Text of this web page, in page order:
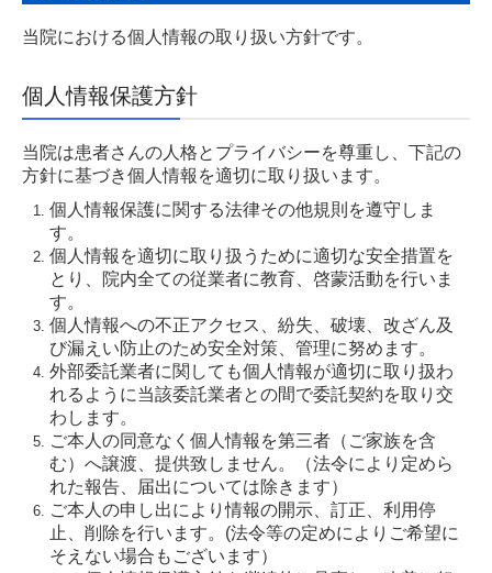
当院における個人情報の取り扱い方針です。
個人情報保護方針
当院は患者さんの人格とプライバシーを尊重し、下記の
方針に基づき個人情報を適切に取り扱います。
個人情報保護に関する法律その他規則を遵守しま
す。
個人情報を適切に取り扱うために適切な安全措置を
とり、院内全ての従業者に教育、啓蒙活動を行いま
す。
個人情報への不正アクセス、紛失、破壊、改ざん及
び漏えい防止のため安全対策、管理に努めます。
外部委託業者に関しても個人情報が適切に取り扱わ
れるように当該委託業者との間で委託契約を取り交
わします。
ご本人の同意なく個人情報を第三者（ご家族を含
む）へ譲渡、提供致しません。（法令により定めら
れた報告、届出については除きます）
ご本人の申し出により情報の開示、訂正、利用停
止、削除を行います。(法令等の定めによりご希望に
そえない場合もございます）